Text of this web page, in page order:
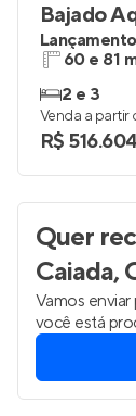
Bajado
Lançamento
60 e 81
2 e 3
Venda a partir
R$ 516.604
Quer
Caiada,
Vamos
você está